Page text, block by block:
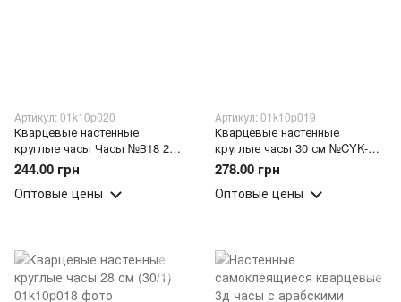
Артикул: 01k10p020
Кварцевые настенные
круглые часы Часы №В18 2
цвета (30/1)
244.00 грн
Оптовые цены
Артикул: 01k10p019
Кварцевые настенные
круглые часы 30 см №CYK-
1098F (30/1)
278.00 грн
Оптовые цены